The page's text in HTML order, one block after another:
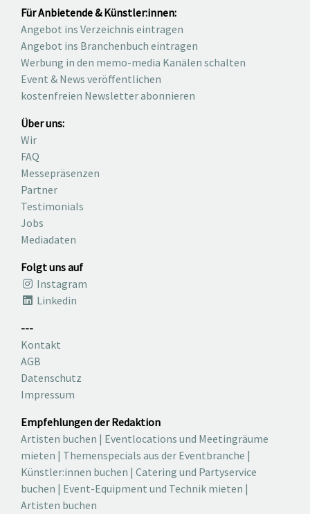
Für Anbietende & Künstler:innen:
Angebot ins Verzeichnis eintragen
Angebot ins Branchenbuch eintragen
Werbung in den memo-media Kanälen schalten
Event & News veröffentlichen
kostenfreien Newsletter abonnieren
Über uns:
Wir
FAQ
Messepräsenzen
Partner
Testimonials
Jobs
Mediadaten
Folgt uns auf
Instagram
Linkedin
---
Kontakt
AGB
Datenschutz
Impressum
Empfehlungen der Redaktion
Artisten buchen | Eventlocations und Meetingräume
mieten | Themenspecials aus der Eventbranche |
Künstler:innen buchen | Catering und Partyservice
buchen | Event-Equipment und Technik mieten |
Artisten buchen